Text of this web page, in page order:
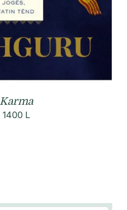
Karma
1400 L